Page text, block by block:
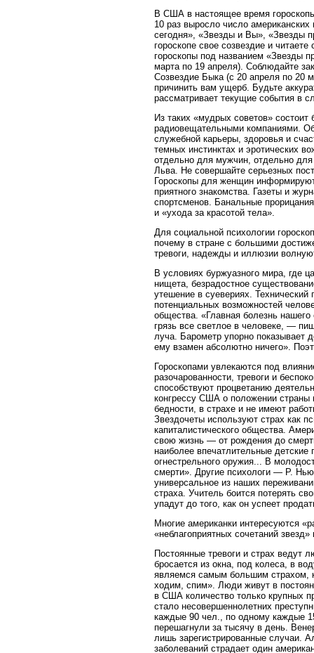
В США в настоящее время
10 раз выросло число
сегодня», «Звезды и Вы», «Звезды
гороскопе свое созвездие и
гороскопы под названием «Звезды
марта по 19 апреля). Соблюдайте
Созвездие Быка (с 20 апреля по 20
причинить вам ущерб. Будьте
рассматривает текущие события в
Из таких «мудрых советов»
радиовещательными компаниями.
служебной карьеры, здоровья и
темных инстинктах и эротических
отдельно для мужчин, отдельно
Льва. Не совершайте серьезных
Гороскопы для женщин
приятного знакомства. Газеты и
спортсменов. Банальные
и «ухода за красотой тела».
Для социальной психологии
почему в стране с большими
тревоги, надежды и иллюзии
В условиях буржуазного мира, где
нищета, безрадостное
утешение в суевериях.
потенциальных возможностей
общества. «Главная болезнь
грязь все светлое в человеке, —
луча. Барометр упорно
ему взамен абсолютно ничего».
Гороскопами увлекаются под
разочарованности, тревоги и
способствуют процветанию
конгрессу США о положении страны
бедности, в страхе и не имеют
Звездочеты используют страх как
капиталистического общества.
свою жизнь — от рождения до
наиболее впечатлительные
огнестрельного оружия... В
смерти». Другие психологи — Р.
универсальное из наших
страха. Учитель боится потерять
упадут до того, как он успеет
Многие американки интересуются
«неблагоприятных сочетаний
Постоянные тревоги и страх ведут
бросается из окна, под колеса, в
являемся самым большим страхом,
ходим, спим». Люди живут в
в США количество только крупных
стало несовершеннолетних
каждые 90 чел., по одному каждые
перешагнули за тысячу в день.
лишь зарегистрированные случаи.
заболеваний страдает один